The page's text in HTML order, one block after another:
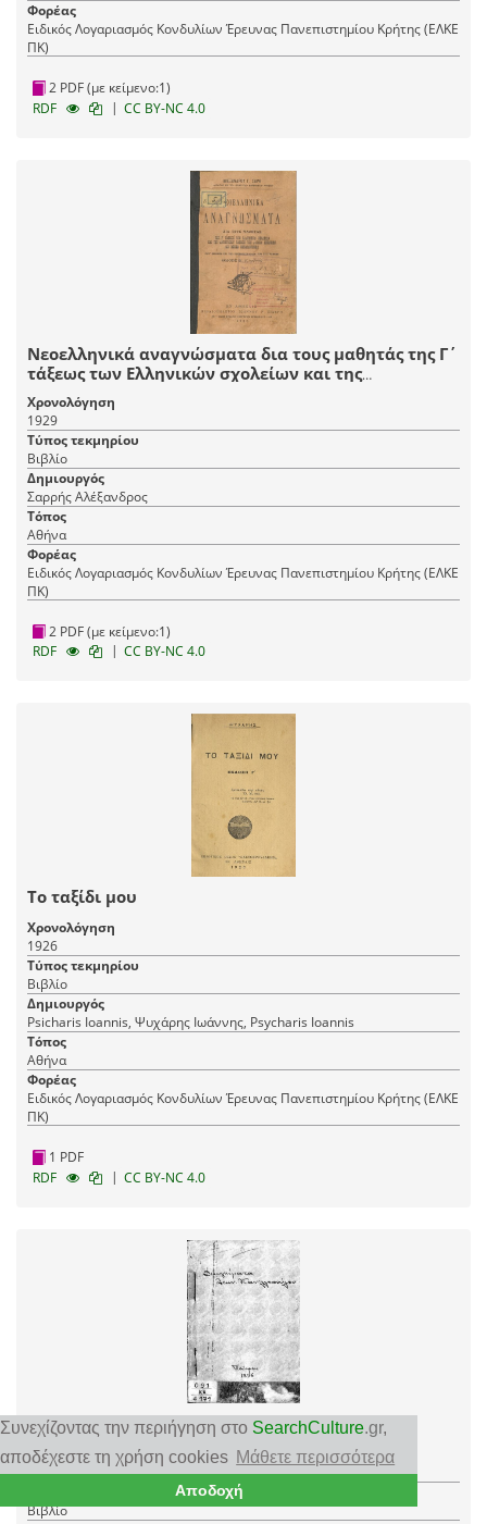
Συνεχίζοντας την περιήγηση στο SearchCulture.gr,
αποδέχεστε τη χρήση cookies Μάθετε περισσότερα
Αποδοχή
Φορέας
Ειδικός Λογαριασμός Κονδυλίων Έρευνας Πανεπιστημίου Κρήτης (ΕΛΚΕ
ΠΚ)
2 PDF (με κείμενο:1)
RDF
| CC BY-NC 4.0
Νεοελληνικά αναγνώσματα δια τους μαθητάς της Γ΄
τάξεως των Ελληνικών σχολείων και της
αντιστοίχου τάξεως των λοιπών σχολείων της
Μέσης Εκπαιδεύσεως μετ' εικόνων και των
προσωπογραφιών των συγγραφέων
Χρονολόγηση
1929
Τύπος τεκμηρίου
Βιβλίο
Δημιουργός
Σαρρής Αλέξανδρος
Τόπος
Αθήνα
Φορέας
Ειδικός Λογαριασμός Κονδυλίων Έρευνας Πανεπιστημίου Κρήτης (ΕΛΚΕ
ΠΚ)
2 PDF (με κείμενο:1)
RDF
| CC BY-NC 4.0
Το ταξίδι μου
Χρονολόγηση
1926
Τύπος τεκμηρίου
Βιβλίο
Δημιουργός
Psicharis Ioannis, Ψυχάρης Ιωάννης, Psycharis Ioannis
Τόπος
Αθήνα
Φορέας
Ειδικός Λογαριασμός Κονδυλίων Έρευνας Πανεπιστημίου Κρήτης (ΕΛΚΕ
ΠΚ)
1 PDF
RDF
| CC BY-NC 4.0
Εικόνες και διηγήματα
Χρονολόγηση
1896
Βιβλίο